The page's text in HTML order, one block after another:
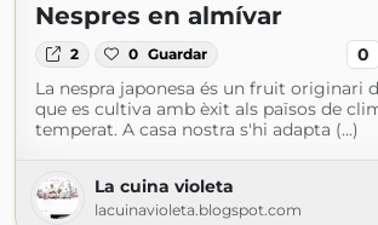
Nespres en almívar
2 0 Guardar 0
La nespra japonesa és un fruit originari
que es cultiva amb èxit als països de
temperat. A casa nostra s'hi adapta (...)
La cuina violeta
lacuinavioleta.blogspot.com